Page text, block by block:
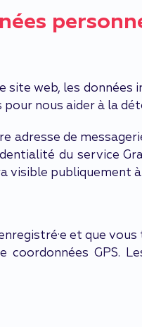
web, les
nous aider à la
adresse de
du service
visible publiquement
et que
coordonnées